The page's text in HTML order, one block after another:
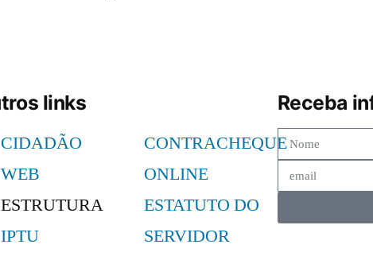
links
CIDADÃO
WEB
ESTRUTURA
IPTU
CONTRACHEQUE
ONLINE
ESTATUTO DO
SERVIDOR
Receba